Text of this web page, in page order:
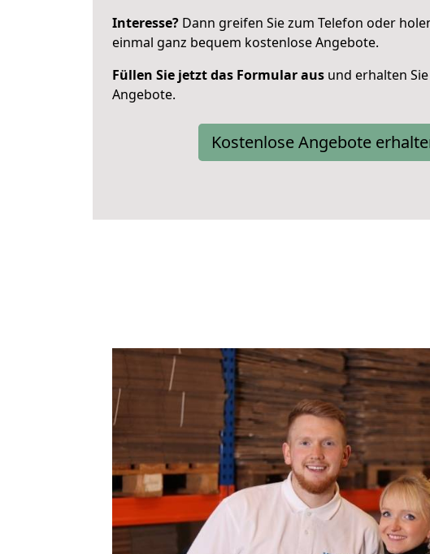
Interesse? Dann greifen Sie zum Telefon oder
einmal ganz bequem kostenlose Angebote.
Füllen Sie jetzt das Formular aus und erhalten
Angebote.
Kostenlose Angebote